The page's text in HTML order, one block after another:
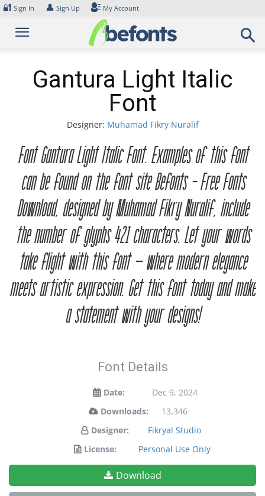
Skip
content
🔐 Sign In 👤 Sign Up My Account
Gantura Light Italic
Font
Designer: Muhamad Fikry Nuralif
Font Gantura Light Italic Font. Examples of this font
can be found on the font site Befonts – Free Fonts
Download, designed by Muhamad Fikry Nuralif, include
the number of glyphs 421 characters. Let your words
take flight with this font — where modern elegance
meets artistic expression. Get this font today and make
a statement with your designs!
Font Details
Date:
Dec 9, 2024
Downloads:
13,346
Designer:
Fikryal Studio
License:
Personal Use Only
Download